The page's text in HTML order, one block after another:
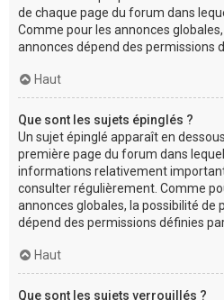
de chaque page du forum dans
Comme pour les annonces
annonces dépend des permissions
Haut
Que sont les sujets épinglés ?
Un sujet épinglé apparaît en
première page du forum dans
informations relativement
consulter régulièrement. Comme
annonces globales, la possibilité de
dépend des permissions définies
Haut
Que sont les sujets verrouillés ?